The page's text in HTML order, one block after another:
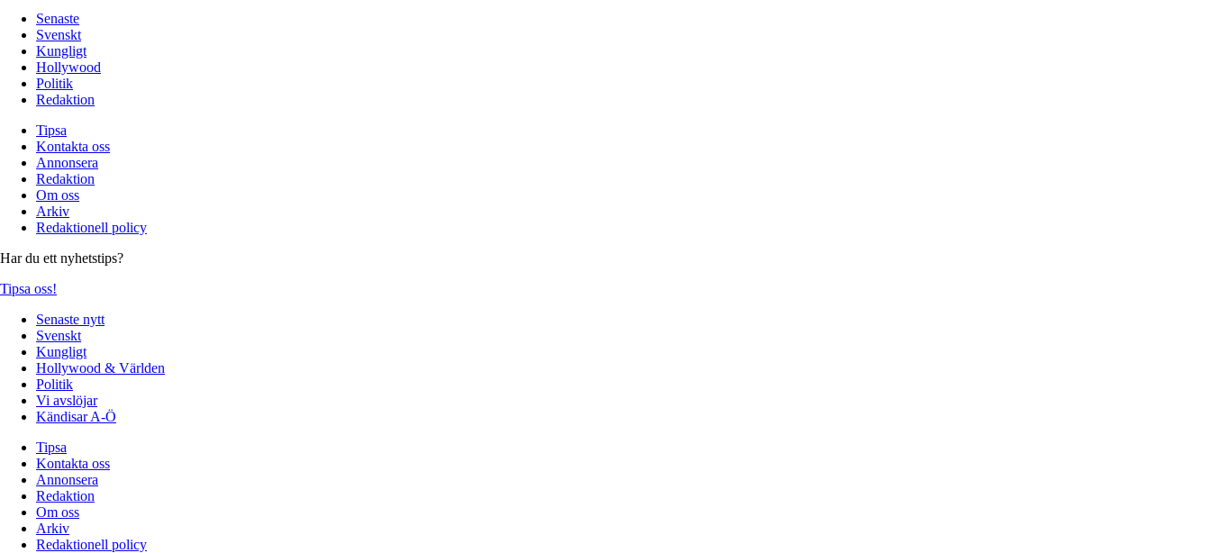
Senaste
Svenskt
Kungligt
Hollywood
Politik
Redaktion
Tipsa
Kontakta oss
Annonsera
Redaktion
Om oss
Arkiv
Redaktionell policy
Har du ett nyhetstips?
Tipsa oss!
Senaste nytt
Svenskt
Kungligt
Hollywood & Världen
Politik
Vi avslöjar
Kändisar A-Ö
Tipsa
Kontakta oss
Annonsera
Redaktion
Om oss
Arkiv
Redaktionell policy